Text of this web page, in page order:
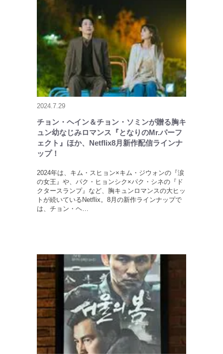
2024.7.29
チョン・ヘイン＆チョン・ソミンが贈る胸キ
ュン幼なじみロマンス『となりのMr.パーフ
ェクト』ほか、Netflix8月新作配信ラインナ
ップ！
2024年は、キム・スヒョン×キム・ジウォンの『涙
の女王』や、パク・ヒョンシク×パク・シネの『ド
クタースランプ』など、胸キュンロマンスの大ヒッ
トが続いているNetflix。8月の新作ラインナップで
は、チョン・ヘ…